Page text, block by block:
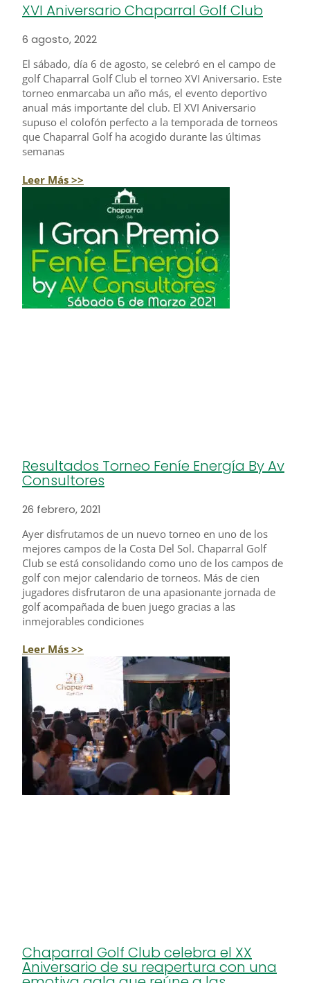
XVI Aniversario Chaparral Golf Club
6 agosto, 2022
El sábado, día 6 de agosto, se celebró en el campo de
golf Chaparral Golf Club el torneo XVI Aniversario. Este
torneo enmarcaba un año más, el evento deportivo
anual más importante del club. El XVI Aniversario
supuso el colofón perfecto a la temporada de torneos
que Chaparral Golf ha acogido durante las últimas
semanas
Leer Más >>
Resultados Torneo Feníe Energía By Av
Consultores
26 febrero, 2021
Ayer disfrutamos de un nuevo torneo en uno de los
mejores campos de la Costa Del Sol. Chaparral Golf
Club se está consolidando como uno de los campos de
golf con mejor calendario de torneos. Más de cien
jugadores disfrutaron de una apasionante jornada de
golf acompañada de buen juego gracias a las
inmejorables condiciones
Leer Más >>
Chaparral Golf Club celebra el XX
Aniversario de su reapertura con una